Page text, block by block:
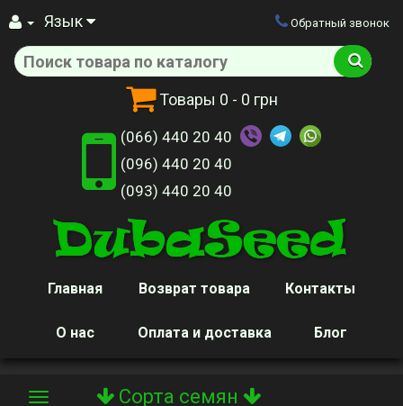
Язык
Товары 0 - 0 грн
Обратный звонок
(066) 440 20 40
(096) 440 20 40
(093) 440 20 40
Главная Возврат товара Контакты
О нас Оплата и доставка Блог
Сорта семян
Toggle